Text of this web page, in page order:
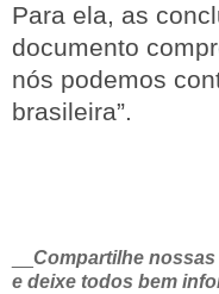
Para ela, as
documento
nós podemos
brasileira”.
Compartilhe
e deixe todos bem